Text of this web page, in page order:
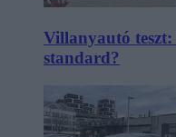
Villanyautó
standard?